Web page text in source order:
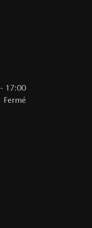
- 17:00
Fermé